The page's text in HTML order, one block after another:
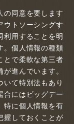
の同意を要します
ウトソーシングす
利用することを明
。個人情報の種類
とで柔軟な第三者
進んでいます。
いて特別法もあり
合にはビッグデー
特に個人情報を有
握しておくことが